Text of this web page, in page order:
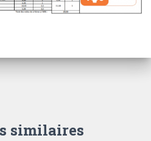
similaires